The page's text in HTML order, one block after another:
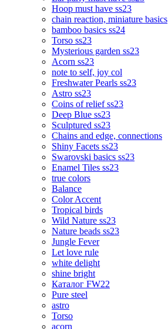
Hoop must have ss23
chain reaction, miniature basics
bamboo basics ss24
Torso ss23
Mysterious garden ss23
Acorn ss23
note to self, joy col
Freshwater Pearls ss23
Astro ss23
Coins of relief ss23
Deep Blue ss23
Sculptured ss23
Chains and edge, connections
Shiny Facets ss23
Swarovski basics ss23
Enamel Tiles ss23
true colors
Balance
Color Accent
Tropical birds
Wild Nature ss23
Nature beads ss23
Jungle Fever
Let love rule
white delight
shine bright
Каталог FW22
Pure steel
astro
Torso
acorn